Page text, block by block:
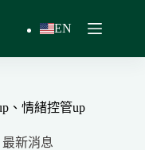
EN
、情緒控管up
最新消息